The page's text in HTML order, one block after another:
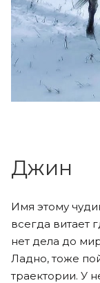
Джин
Имя этому
всегда витает
нет дела до
Ладно, тоже
траектории. У